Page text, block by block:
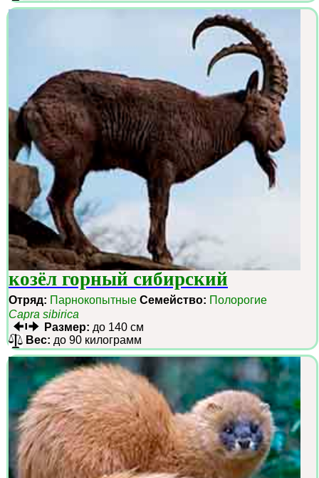
козёл горный сибирский
Отряд: Парнокопытные Семейство: Полорогие
Capra sibirica
Размер: до 140 см
Вес: до 90 килограмм